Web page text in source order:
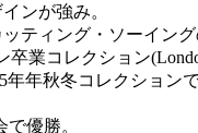
ンが強み。
ティング・ソーイン
業コレクション
年秋冬コレクショ
優勝。